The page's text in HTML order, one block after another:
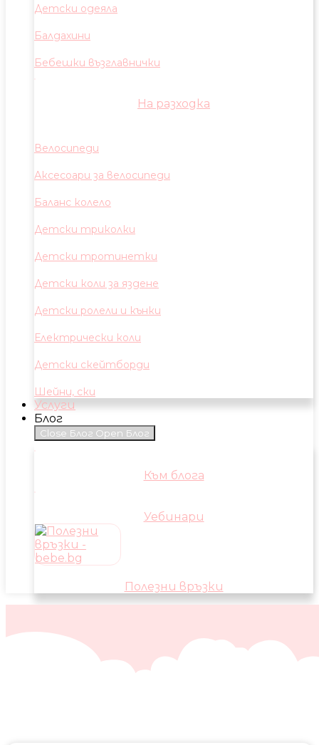
Детски одеяла
Балдахини
Бебешки възглавнички
На разходка
Велосипеди
Аксесоари за велосипеди
Баланс колело
Детски триколки
Детски тротинетки
Детски коли за яздене
Детски ролели и кънки
Електрически коли
Детски скейтборди
Шейни, ски
Услуги
Блог
Close Блог Open Блог
Към блога
Уебинари
Полезни връзки